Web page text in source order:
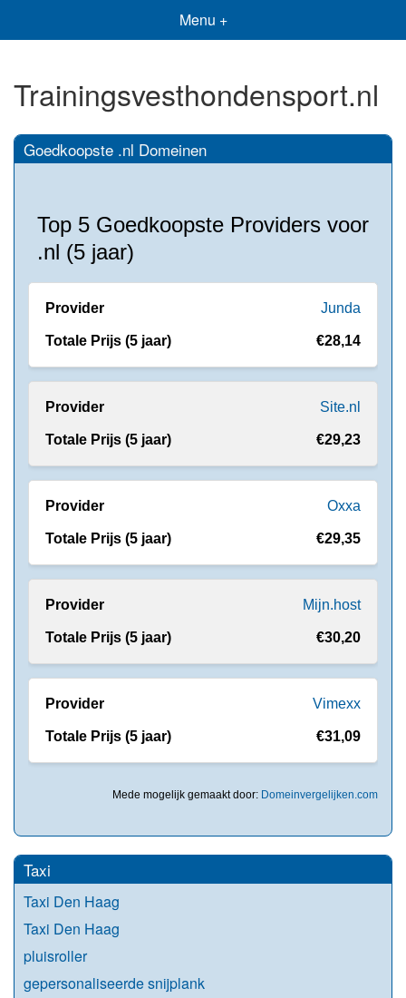
Menu +
Trainingsvesthondensport.nl
Goedkoopste .nl Domeinen
Top 5 Goedkoopste Providers voor
.nl (5 jaar)
Junda
€28,14
Site.nl
€29,23
Oxxa
€29,35
Mijn.host
€30,20
Vimexx
€31,09
Mede mogelijk gemaakt door: Domeinvergelijken.com
Taxi
Taxi Den Haag
Taxi Den Haag
pluisroller
gepersonaliseerde snijplank